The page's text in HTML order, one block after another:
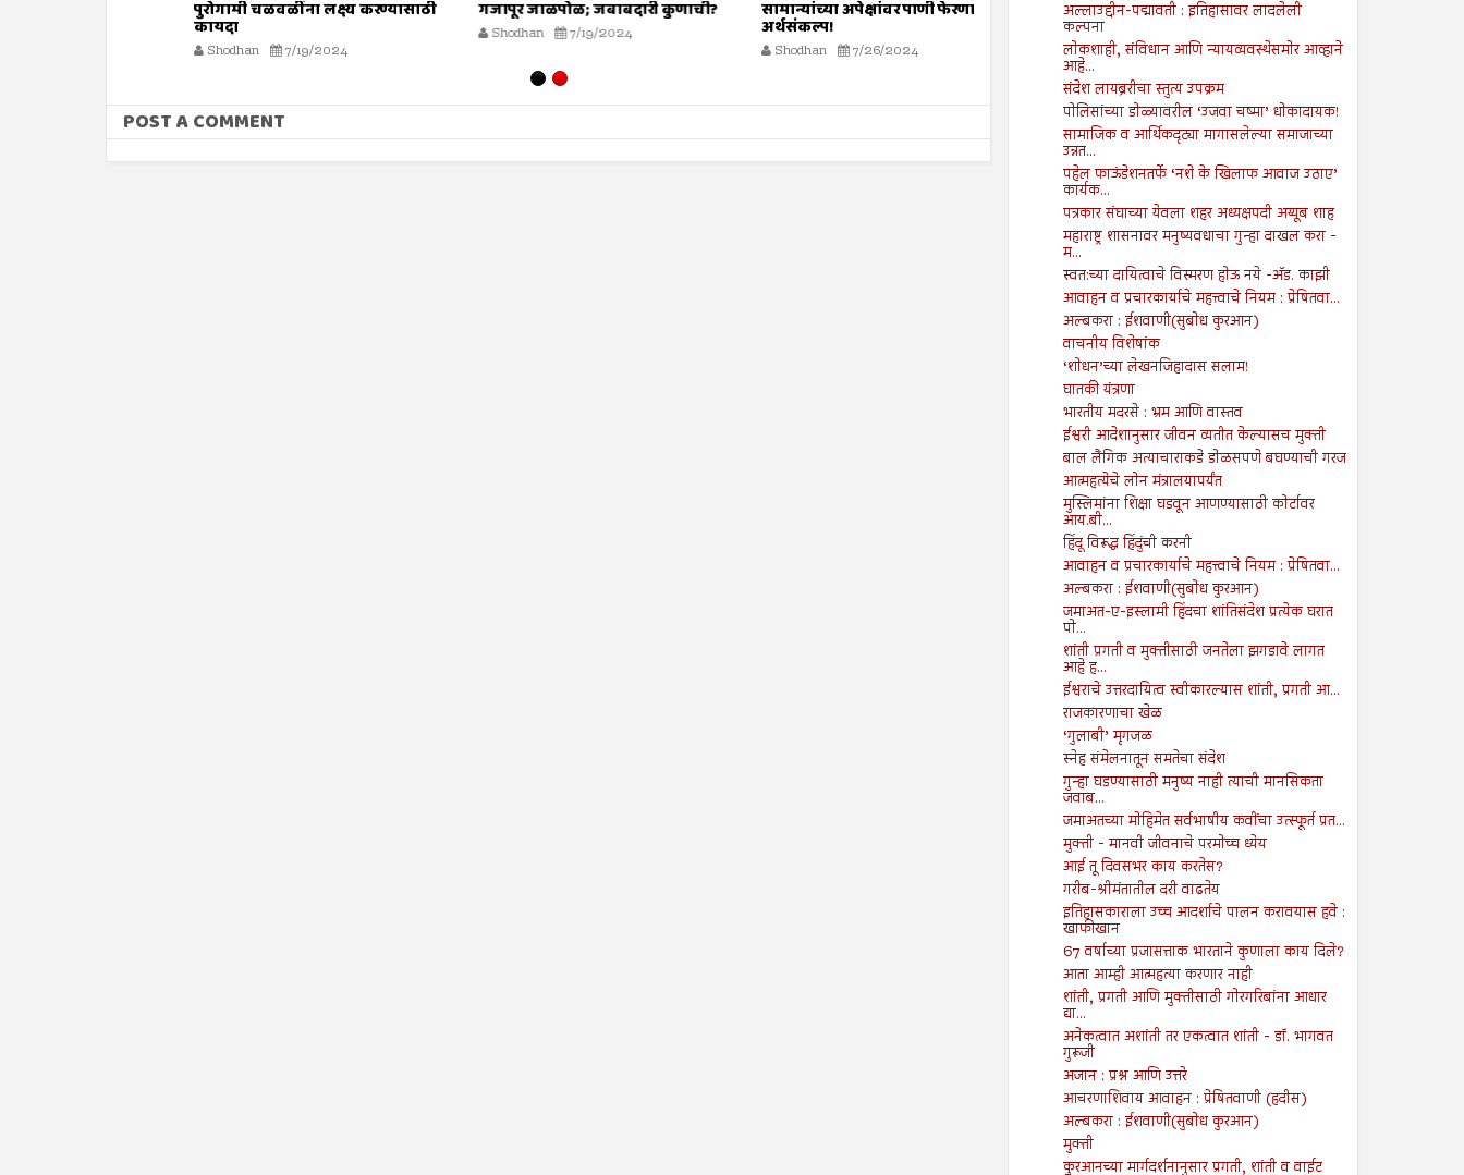
पुरोगामी चळवळींना लक्ष्य करण्यासाठी
7/19/2024
गजापूर जाळपोळ; जबाबदारी कुणाची?
7/19/2024
सामान्यांच्या अपेक्षांवर पाणी फेरणारा केंद्रीय
अर्थसंकल्प!
7/26/2024
पोटगी : जेव्हा मुसलमानांनाच शरियत मान्य
नाही तेव्हा दोष कोर्टाला कसा द्यावा?
7/26/2024
नावात काय आहे?
POST A COMMENT
अल्लाउद्दीन-पद्मावती : इतिहासावर लादलेली
कल्पना
लोकशाही, संविधान आणि न्यायव्यवस्थेसमोर आव्हाने
आहे...
संदेश लायब्ररीचा स्तुत्य उपक्रम
पोलिसांच्या डोळ्यावरील ‘उजवा चष्मा’ धोकादायक!
सामाजिक व आर्थिकदृट्या मागासलेल्या समाजाच्या
उन्नत...
पहेल फाऊंडेशनतर्फे ‘नशे के खिलाफ आवाज उठाए’
कार्यक...
पत्रकार संघाच्या येवला शहर अध्यक्षपदी अय्यूब शाह
महाराष्ट्र शासनावर मनुष्यवधाचा गुन्हा दाखल करा -
म...
स्वत:च्या दायित्वाचे विस्मरण होऊ नये -अ‍ॅड. काझी
आवाहन व प्रचारकार्याचे महत्त्वाचे नियम : प्रेषितवा...
अल्बकरा : ईशवाणी(सुबोध कुरआन)
वाचनीय विशेषांक
‘शोधन’च्या लेखनजिहादास सलाम!
घातकी यंत्रणा
भारतीय मदरसे : भ्रम आणि वास्तव
ईश्वरी आदेशानुसार जीवन व्यतीत केल्यासच मुक्ती
बाल लैंगिक अत्याचाराकडे डोळसपणे बघण्याची गरज
आत्महत्येचे लोन मंत्रालयापर्यंत
मुस्लिमांना शिक्षा घडवून आणण्यासाठी कोर्टावर
आय.बी...
हिंदू विरूद्ध हिंदुंची करनी
आवाहन व प्रचारकार्याचे महत्त्वाचे नियम : प्रेषितवा...
अल्बकरा : ईशवाणी(सुबोध कुरआन)
जमाअत-ए-इस्लामी हिंदचा शांतिसंदेश प्रत्येक घरात
पो...
शांती प्रगती व मुक्तीसाठी जनतेला झगडावे लागत
आहे ह...
ईश्वराचे उत्तरदायित्व स्वीकारल्यास शांती, प्रगती आ...
राजकारणाचा खेळ
‘गुलाबी’ मृगजळ
स्नेह संमेलनातून समतेचा संदेश
गुन्हा घडण्यासाठी मनुष्य नाही त्याची मानसिकता
जवाब...
जमाअतच्या मोहिमेत सर्वभाषीय कवींचा उत्स्फूर्त प्रत...
मुक्ती - मानवी जीवनाचे परमोच्च ध्येय
आई तू दिवसभर काय करतेस?
गरीब-श्रीमंतातील दरी वाढतेय
इतिहासकाराला उच्च आदर्शाचे पालन करावयास हवे :
खाफीखान
67 वर्षाच्या प्रजासत्ताक भारताने कुणाला काय दिले?
आता आम्ही आत्महत्या करणार नाही
शांती, प्रगती आणि मुक्तीसाठी गोरगरिबांना आधार
द्या...
अनेकत्वात अशांती तर एकत्वात शांती - डॉ. भागवत
गुरूजी
अजान : प्रश्न आणि उत्तरे
आचरणाशिवाय आवाहन : प्रेषितवाणी (हदीस)
अल्बकरा : ईशवाणी(सुबोध कुरआन)
मुक्ती
कुरआनच्या मार्गदर्शनानुसार प्रगती, शांती व वाईट